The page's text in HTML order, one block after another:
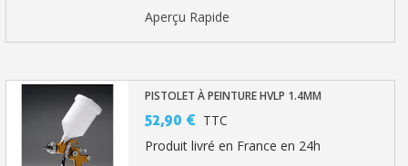
Aperçu Rapide
PISTOLET À PEINTURE HVLP 1.4MM
52,90 € TTC
Produit livré en France en 24h